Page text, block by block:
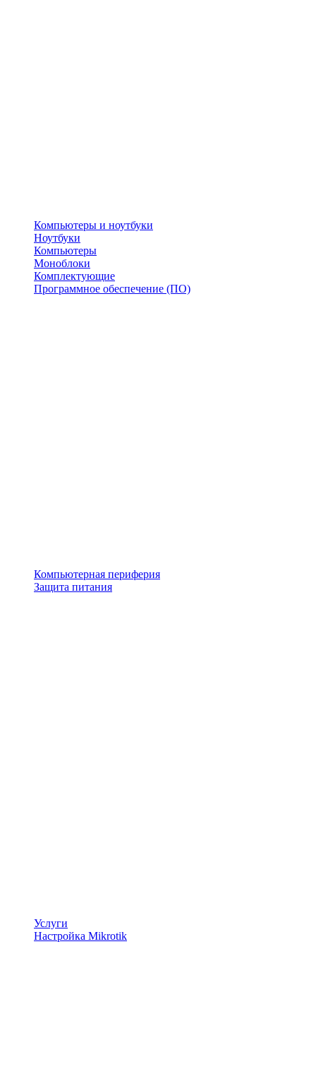
Компьютеры и ноутбуки
Ноутбуки
Компьютеры
Моноблоки
Комплектующие
Программное обеспечение (ПО)
Компьютерная периферия
Защита питания
Услуги
Настройка Mikrotik